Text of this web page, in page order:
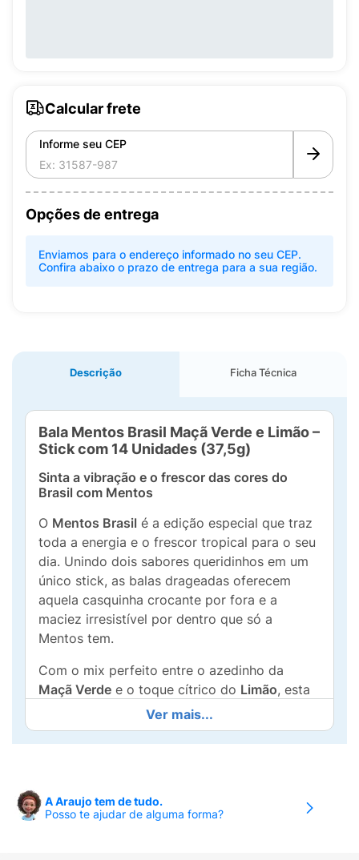
Calcular frete
Informe seu CEP
Opções de entrega
Enviamos para o endereço informado no seu CEP.
Confira abaixo o prazo de entrega para a sua região.
Descrição Ficha Técnica
Bala Mentos Brasil Maçã Verde e Limão –
Stick com 14 Unidades (37,5g)
Sinta a vibração e o frescor das cores do
Brasil com Mentos
O Mentos Brasil é a edição especial que traz
toda a energia e o frescor tropical para o seu
dia. Unindo dois sabores queridinhos em um
único stick, as balas drageadas oferecem
aquela casquinha crocante por fora e a
maciez irresistível por dentro que só a
Mentos tem.
Com o mix perfeito entre o azedinho da
Maçã Verde e o toque cítrico do Limão, esta
edição celebra a alegria brasileira com uma
explosão de sabor refrescante a cada
mordida.
combinação equilibrada e refrescante.
Ver mais...
A Araujo tem de tudo.
Posso te ajudar de alguma forma?